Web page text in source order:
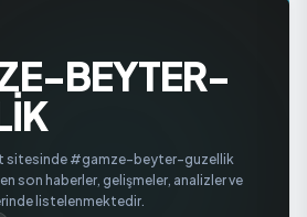
BEYTER-
sitesinde #gamze-beyter-guzellik
son haberler, gelişmeler, analizler ve
listelenmektedir.